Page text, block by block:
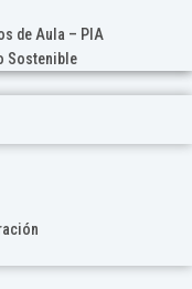
de Aula – PIA
Sostenible